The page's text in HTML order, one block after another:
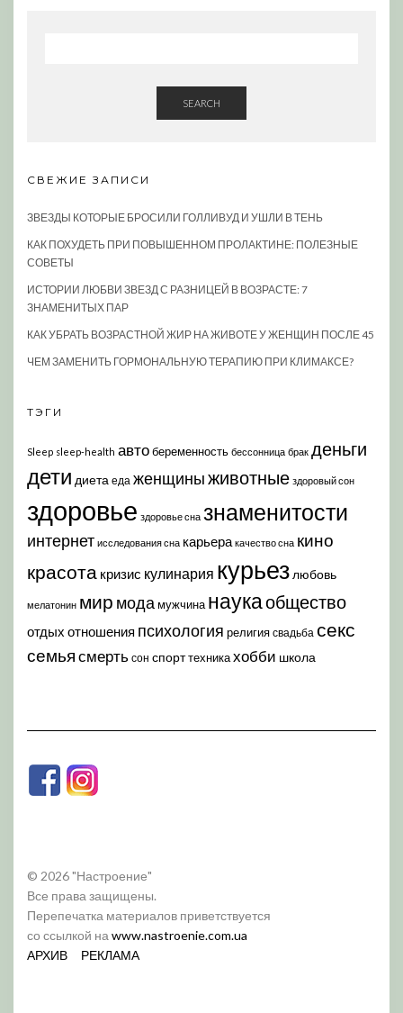
SEARCH
СВЕЖИЕ ЗАПИСИ
ЗВЕЗДЫ КОТОРЫЕ БРОСИЛИ ГОЛЛИВУД И УШЛИ В ТЕНЬ
КАК ПОХУДЕТЬ ПРИ ПОВЫШЕННОМ ПРОЛАКТИНЕ: ПОЛЕЗНЫЕ
СОВЕТЫ
ИСТОРИИ ЛЮБВИ ЗВЕЗД С РАЗНИЦЕЙ В ВОЗРАСТЕ: 7
ЗНАМЕНИТЫХ ПАР
КАК УБРАТЬ ВОЗРАСТНОЙ ЖИР НА ЖИВОТЕ У ЖЕНЩИН ПОСЛЕ 45
ЧЕМ ЗАМЕНИТЬ ГОРМОНАЛЬНУЮ ТЕРАПИЮ ПРИ КЛИМАКСЕ?
ТЭГИ
Sleep sleep-health автобеременность бессонница брак деньги
дети диета еда женщиныживотные здоровый сон
здоровье здоровье сна знаменитости
интернет исследования сна карьера качество сна кино
красота кризис кулинария курьез любовь
мелатонин мир модамужчина наукаобщество
отдых отношения психология религия свадьба секс
семья смерть сон спорттехникахобби школа
© 2026 "Настроение"
Все права защищены.
Перепечатка материалов приветствуется
со ссылкой на www.nastroenie.com.ua
АРХИВ
РЕКЛАМА